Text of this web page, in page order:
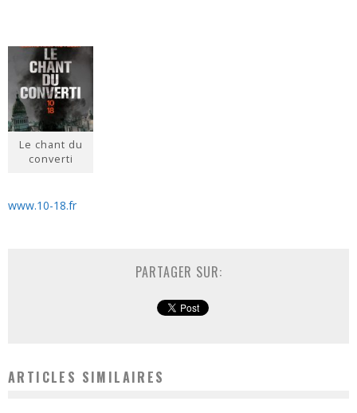
Le chant du
converti
www.10-18.fr
PARTAGER SUR:
ARTICLES SIMILAIRES